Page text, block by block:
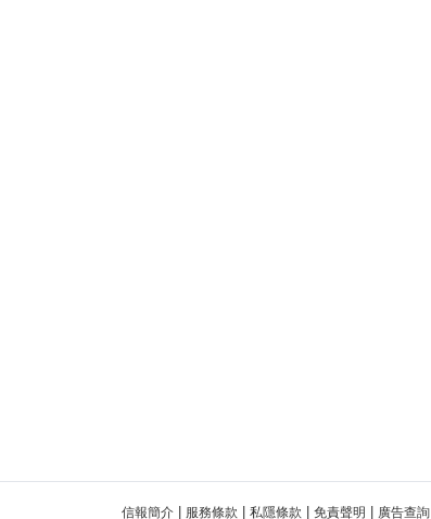
信報簡介 服務條款 私隱條款 免責聲明 廣告查詢